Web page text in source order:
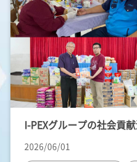
I-PEXグループの社会貢献
2026/06/01